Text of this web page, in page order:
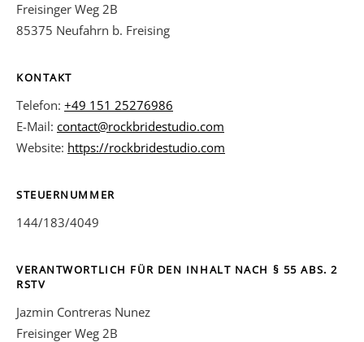
Freisinger Weg 2B
85375 Neufahrn b. Freising
KONTAKT
Telefon: +49 151 25276986
E-Mail: contact@rockbridestudio.com
Website: https://rockbridestudio.com
STEUERNUMMER
144/183/4049
VERANTWORTLICH FÜR DEN INHALT NACH § 55 ABS. 2
RSTV
Jazmin Contreras Nunez
Freisinger Weg 2B